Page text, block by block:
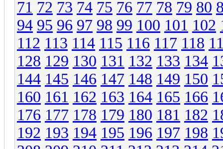
71 72 73 74 75 76 77 78 79 80
94 95 96 97 98 99 100 101 102
112 113 114 115 116 117 118
128 129 130 131 132 133 134
144 145 146 147 148 149 150
160 161 162 163 164 165 166
176 177 178 179 180 181 182
192 193 194 195 196 197 198